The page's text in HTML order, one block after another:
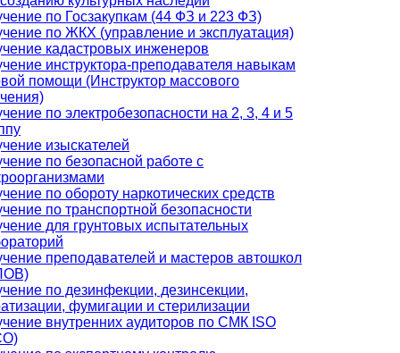
по Госзакупкам (44 ФЗ и 223 ФЗ)
по ЖКХ (управление и эксплуатация)
кадастровых инженеров
инструктора-преподавателя навыкам
помощи (Инструктор массового
по электробезопасности на 2, 3, 4 и 5
изыскателей
по безопасной работе с
по обороту наркотических средств
по транспортной безопасности
для грунтовых испытательных
преподавателей и мастеров автошкол
по дезинфекции, дезинсекции,
фумигации и стерилизации
внутренних аудиторов по СМК ISO